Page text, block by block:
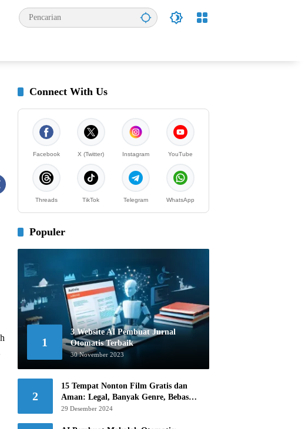
Connect With Us
Facebook X (Twitter) Instagram YouTube
Threads TikTok Telegram WhatsApp
Populer
1
3 Website AI Pembuat Jurnal
Otomatis Terbaik
30 November 2023
2
15 Tempat Nonton Film Gratis dan
Aman: Legal, Banyak Genre, Bebas
Khawatir!
29 Desember 2024